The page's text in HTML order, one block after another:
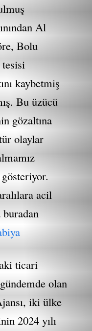
Al
Bolu
kaybetmiş
Bu üzücü
gözaltına
olaylar
acil
ticari
olan
iki ülke
2024 yılı